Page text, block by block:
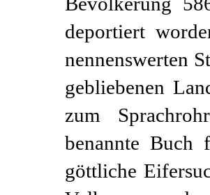
deportiert
nennenswerten
gebliebenen
zum
benannte Buch
göttliche